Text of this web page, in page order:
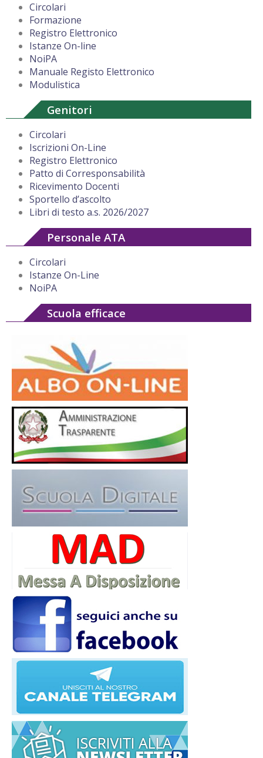
Circolari
Formazione
Registro Elettronico
Istanze On-line
NoiPA
Manuale Registo Elettronico
Modulistica
Genitori
Circolari
Iscrizioni On-Line
Registro Elettronico
Patto di Corresponsabilità
Ricevimento Docenti
Sportello d’ascolto
Libri di testo a.s. 2026/2027
Personale ATA
Circolari
Istanze On-Line
NoiPA
Scuola efficace